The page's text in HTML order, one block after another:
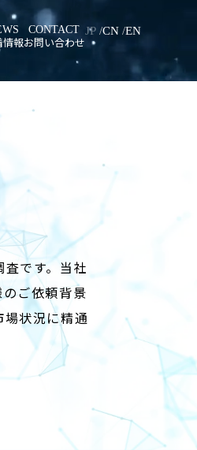
情報お問い合わせ
CONTACT EN
JP CN
です。当社
ご依頼背景
状況に精通